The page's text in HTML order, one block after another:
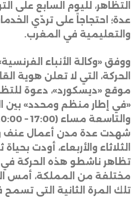
التظاهر، لليوم السابع على
عدة؛ احتجاجاً على تردّي
والتعليمية في المغرب.
ووفق «وكالة الأنباء
الحركة، التي لا تعلن هوية
«في إطار منظم ومحدد» بين
شهدت عدة مدن أعمال عنف
الثلاثاء والأربعاء، أودت
تظاهر ناشطو هذه الحركة في
مختلفة من المملكة، أمس
تلك المرة الثانية التي